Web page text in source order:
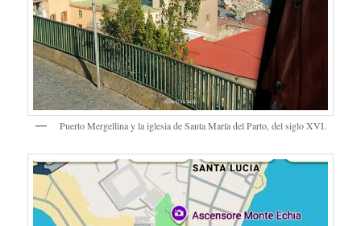
Puerto Mergellina y la iglesia de Santa María del Parto, del siglo XVI.